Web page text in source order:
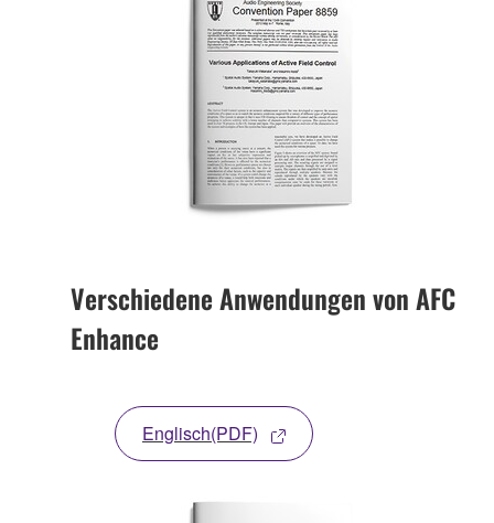
Verschiedene Anwendungen von AFC
Enhance
Englisch(PDF)